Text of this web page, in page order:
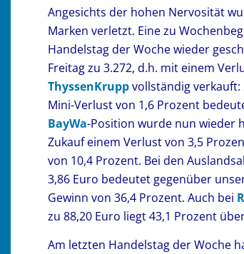
Angesichts der hohen Nervosität
Marken verletzt. Eine zu
Handelstag der Woche wieder
Freitag zu 3.272, d.h. mit einem
ThyssenKruppvollständig verkauft:
Mini-Verlust von 1,6 Prozent
BayWa-Position wurde nun wieder
Zukauf einem Verlust von 3,5
von 10,4 Prozent. Bei den
3,86 Euro bedeutet gegenüber
Gewinn von 36,4 Prozent. Auch bei
zu 88,20 Euro liegt 43,1 Prozent
Am letzten Handelstag der Woche